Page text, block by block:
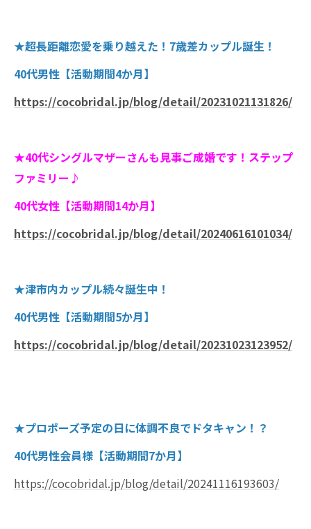
★超長距離恋愛を乗り越えた！7歳差カップル誕生！
40代男性【活動期間4か月】
https://cocobridal.jp/blog/detail/20231021131826/
★40代シングルマザーさんも見事ご成婚です！ステップ
ファミリー♪
40代女性【活動期間14か月】
https://cocobridal.jp/blog/detail/20240616101034/
★津市内カップル続々誕生中！
40代男性【活動期間5か月】
https://cocobridal.jp/blog/detail/20231023123952/
★プロポーズ予定の日に体調不良でドタキャン！？
40代男性会員様【活動期間7か月】
https://cocobridal.jp/blog/detail/20241116193603/